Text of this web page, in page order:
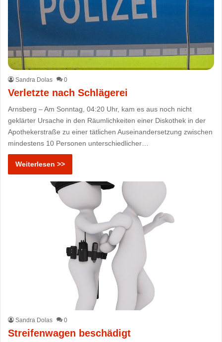
Sandra Dolas 0
Verletzte nach Schlägerei
Arnsberg – Am Sonntag, 04:20 Uhr, kam es aus noch nicht
geklärter Ursache in den Räumlichkeiten einer Diskothek in der
Apothekerstraße zu einer tätlichen Auseinandersetzung zwischen
mindestens 10 Personen unterschiedlicher…
Weiterlesen >>
Sandra Dolas 0
Streifenwagen beschädigt